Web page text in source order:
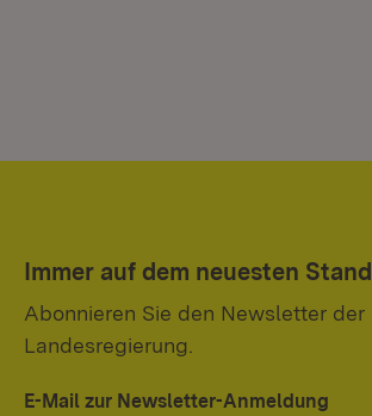
Immer auf dem neuesten Stand
Abonnieren Sie den Newsletter der
Landesregierung.
E-Mail zur Newsletter-Anmeldung